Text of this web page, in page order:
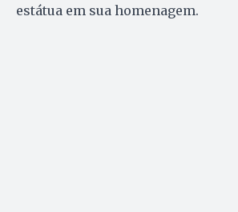
estátua em sua homenagem.